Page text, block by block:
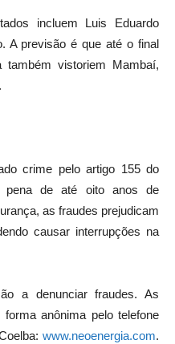
incluem Luis Eduardo
A previsão é que até o final
vistoriem Mambaí,
crime pelo artigo 155 do
pena de até oito anos de
as fraudes prejudicam
causar interrupções na
a denunciar fraudes. As
anônima pelo telefone
www.neoenergia.com.